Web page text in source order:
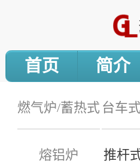
首页 简介
燃气炉/蓄热式
热处理炉
台车
陶瓷
熔铝炉 推杆